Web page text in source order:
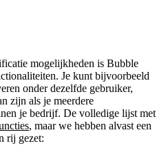
mogelijkheden is Bubble
Je kunt bijvoorbeeld
onder dezelfde gebruiker,
zijn als je meerdere
je bedrijf. De volledige lijst met
, maar we hebben alvast een
rij gezet: